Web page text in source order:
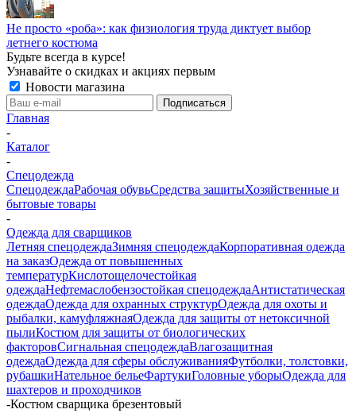
Не просто «роба»: как физиология труда диктует выбор
летнего костюма
Будьте всегда в курсе!
Узнавайте о скидках и акциях первым
Новости магазина
Главная
-
Каталог
-
Спецодежда
СпецодеждаРабочая обувьСредства защитыХозяйственные и
бытовые товары
-
Одежда для сварщиков
Летняя спецодеждаЗимняя спецодеждаКорпоративная одежда
на заказОдежда от повышенных
температурКислотощелочестойкая
одеждаНефтемаслобензостойкая спецодеждаАнтистатическая
одеждаОдежда для охранных структурОдежда для охоты и
рыбалки, камуфляжнаяОдежда для защиты от нетоксичной
пылиКостюм для защиты от биологических
факторовСигнальная спецодеждаВлагозащитная
одеждаОдежда для сферы обслуживанияФутболки, толстовки,
рубашкиНательное бельеФартукиГоловные уборыОдежда для
шахтеров и проходчиков
-Костюм сварщика брезентовый